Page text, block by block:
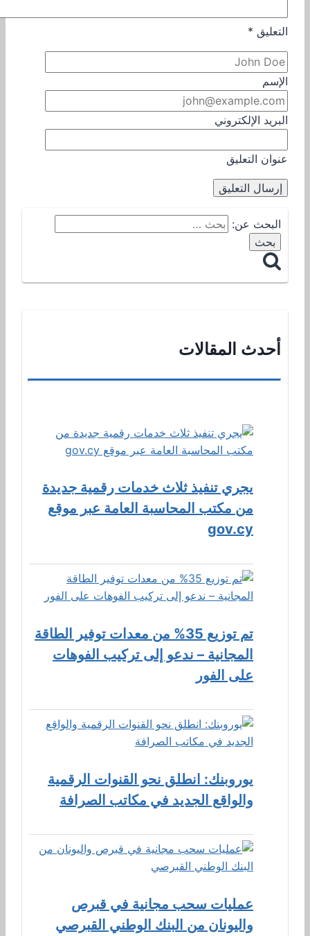
التعليق *
الإسم
البريد الإلكتروني
عنوان التعليق
البحث عن:
أحدث المقالات
يجري تنفيذ ثلاث خدمات رقمية جديدة
من مكتب المحاسبة العامة عبر موقع
gov.cy
تم توزيع 35% من معدات توفير الطاقة
المجانية – ندعو إلى تركيب الفوهات
على الفور
يوروبنك: انطلق نحو القنوات الرقمية
والواقع الجديد في مكاتب الصرافة
عمليات سحب مجانية في قبرص
واليونان من البنك الوطني القبرصي